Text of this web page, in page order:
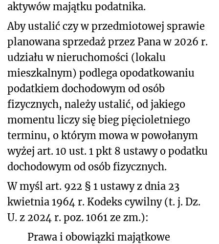
aktywów majątku podatnika.
Aby ustalić czy w przedmiotowej sprawie
planowana sprzedaż przez Pana w 2026 r.
udziału w nieruchomości (lokalu
mieszkalnym) podlega opodatkowaniu
podatkiem dochodowym od osób
fizycznych, należy ustalić, od jakiego
momentu liczy się bieg pięcioletniego
terminu, o którym mowa w powołanym
wyżej art. 10 ust. 1 pkt 8 ustawy o podatku
dochodowym od osób fizycznych.
W myśl art. 922 § 1 ustawyz dnia 23
kwietnia 1964 r. Kodeks cywilny (t. j. Dz.
U. z 2024 r. poz. 1061 ze zm.):
Prawa i obowiązki majątkowe